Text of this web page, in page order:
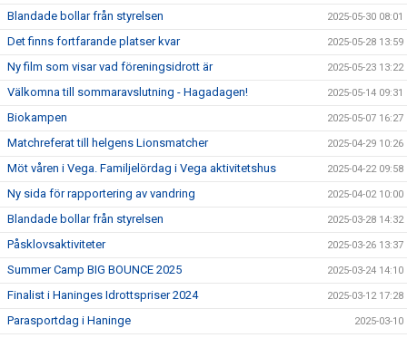
Blandade bollar från styrelsen 2025-05-30 08:01
Det finns fortfarande platser kvar 2025-05-28 13:59
Ny film som visar vad föreningsidrott är 2025-05-23 13:22
Välkomna till sommaravslutning - Hagadagen! 2025-05-14 09:31
Biokampen 2025-05-07 16:27
Matchreferat till helgens Lionsmatcher 2025-04-29 10:26
Möt våren i Vega. Familjelördag i Vega aktivitetshus 2025-04-22 09:58
Ny sida för rapportering av vandring 2025-04-02 10:00
Blandade bollar från styrelsen 2025-03-28 14:32
Påsklovsaktiviteter 2025-03-26 13:37
Summer Camp BIG BOUNCE 2025 2025-03-24 14:10
Finalist i Haninges Idrottspriser 2024 2025-03-12 17:28
Parasportdag i Haninge 2025-03-10